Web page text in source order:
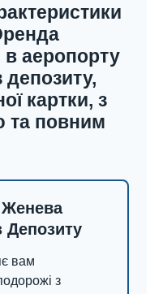
в аеропорту
картки, з
та повним
Депозиту
вам
з